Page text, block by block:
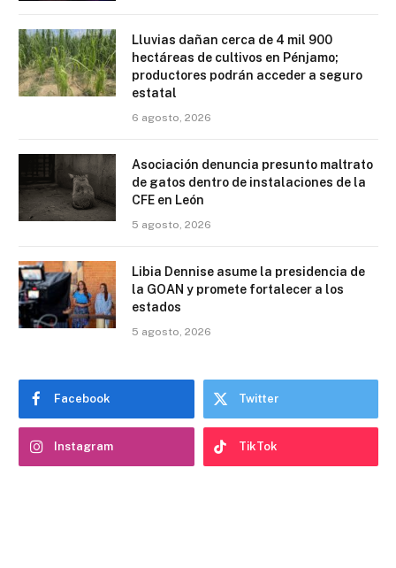
Lluvias dañan cerca de 4 mil 900
hectáreas de cultivos en Pénjamo;
productores podrán acceder a seguro
estatal
6 agosto, 2026
Asociación denuncia presunto maltrato
de gatos dentro de instalaciones de la
CFE en León
5 agosto, 2026
Libia Dennise asume la presidencia de
la GOAN y promete fortalecer a los
estados
5 agosto, 2026
Facebook Twitter
Instagram TikTok